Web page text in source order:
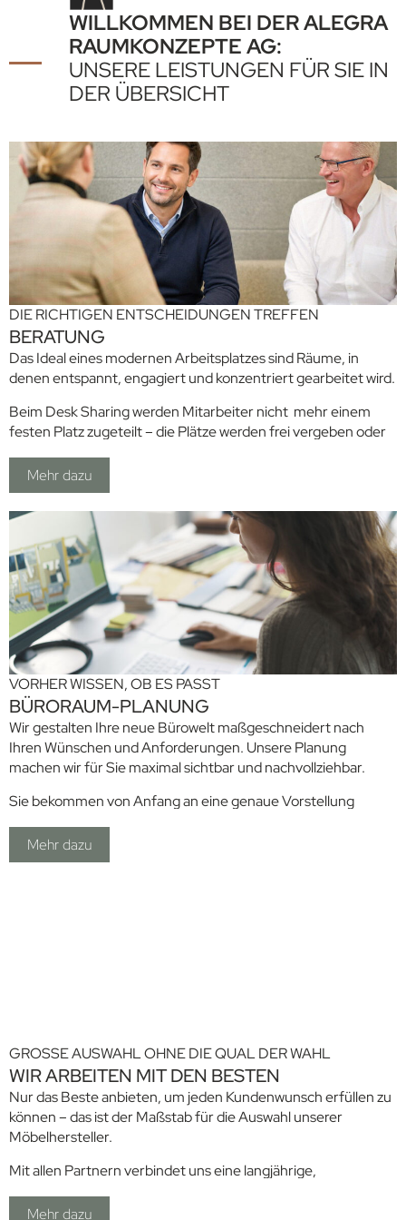
WILLKOMMEN BEI DER ALEGRA
RAUMKONZEPTE AG:
UNSERE LEISTUNGEN FÜR SIE IN
DER ÜBERSICHT
DIE RICHTIGEN ENTSCHEIDUNGEN TREFFEN
BERATUNG
Das Ideal eines modernen Arbeitsplatzes sind Räume, in
denen entspannt, engagiert und konzentriert gearbeitet wird.
Beim Desk Sharing werden Mitarbeiter nicht mehr einem
festen Platz zugeteilt – die Plätze werden frei vergeben oder
konzipiert und das vielleicht auch jeden Tag ein wenig anders.
Attraktives Arbeiten lebt von Flexibilität und Offenheit für
verschiedene Arbeitsinhalte und -weisen. Wir stellen
gemeinsam Ihren Mitarbeitern und Ihnen die Frage, welche
Kriterien für die Gestaltung zeitgemäßer Arbeitsumfelder
exakt angepasst an Ihr Unternehmen und dessen Ziele
berücksichtigt werden sollten? Das muss in jedem Fall
sorgfältig und klar beantwortet sein, bevor es an die konkrete
Raumplanung geht.
Wir beraten Sie dazu gern.
Mehr dazu
VORHER WISSEN, OB ES PASST
BÜRORAUM-PLANUNG
Wir gestalten Ihre neue Bürowelt maßgeschneidert nach
Ihren Wünschen und Anforderungen. Unsere Planung
machen wir für Sie maximal sichtbar und nachvollziehbar.
Sie bekommen von Anfang an eine genaue Vorstellung
Eine dreidimensionale Darstellung, die es Ihnen erlaubt,
Mehr dazu
GROSSE AUSWAHL OHNE DIE QUAL DER WAHL
WIR ARBEITEN MIT DEN BESTEN
Nur das Beste anbieten, um jeden Kundenwunsch erfüllen zu
können – das ist der Maßstab für die Auswahl unserer
Möbelhersteller.
Mit allen Partnern verbindet uns eine langjährige,
den führenden Anbietern in seinem Bereich: von zeitlosem
Mehr dazu